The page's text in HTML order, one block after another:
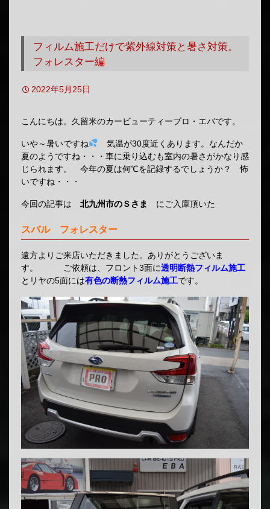
フィルム施工だけで紫外線対策と暑さ対策。
フォレスター編
2022年5月25日
こんにちは。久留米のカービューティープロ・エバです。
いや～暑いですね
気温が30度近くあります。なんだか
夏のようですね・・・車に乗り込むも室内の暑さがかなり感
じられます。 今年の夏は何℃を記録するでしょうか？ 怖
いですね・・・
今回の記事は 北九州市のＳさま にご入庫頂いた
スバル フォレスター
遠方よりご来店いただきました。ありがとうございま
す。 ご依頼は、フロント3面に透明断熱フィルム施工
とリヤの5面には有色の断熱フィルム施工です。